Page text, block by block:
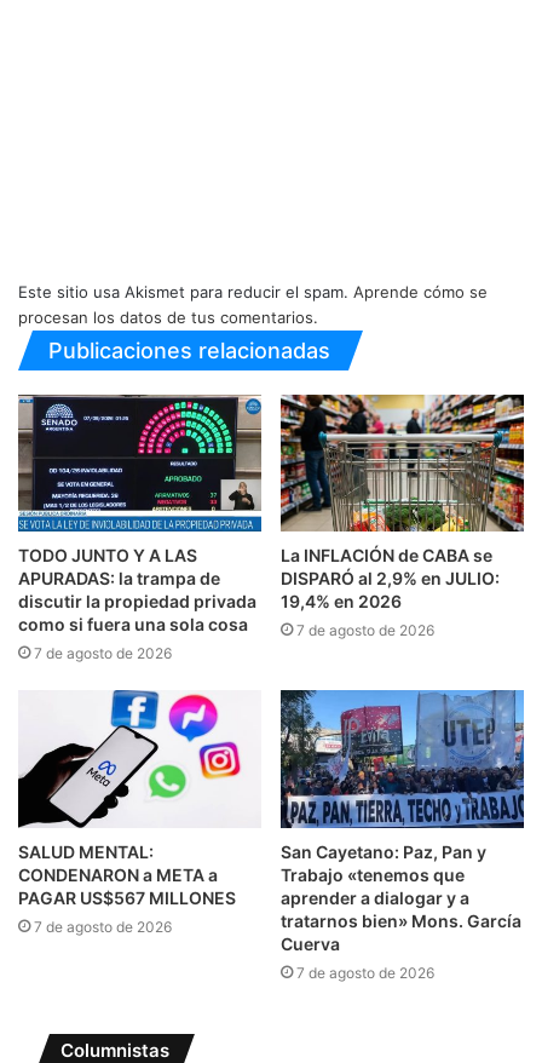
Este sitio usa Akismet para reducir el spam. Aprende cómo se
procesan los datos de tus comentarios.
Publicaciones relacionadas
TODO JUNTO Y A LAS
APURADAS: la trampa de
discutir la propiedad privada
como si fuera una sola cosa
7 de agosto de 2026
La INFLACIÓN de CABA se
DISPARÓ al 2,9% en JULIO:
19,4% en 2026
7 de agosto de 2026
SALUD MENTAL:
CONDENARON a META a
PAGAR US$567 MILLONES
7 de agosto de 2026
San Cayetano: Paz, Pan y
Trabajo «tenemos que
aprender a dialogar y a
tratarnos bien» Mons. García
Cuerva
7 de agosto de 2026
Columnistas